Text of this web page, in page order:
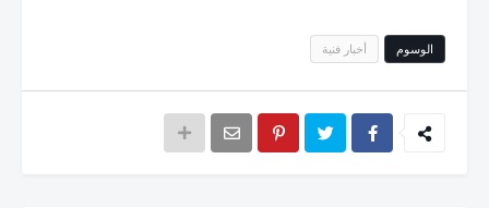
الوسوم أخبار فنية